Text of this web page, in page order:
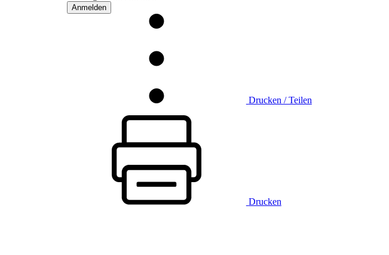
Anmelden
Drucken / Teilen
Drucken